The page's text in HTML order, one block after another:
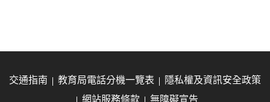
交通指南 教育局電話分機一覽表
隱私權及資訊安全政策
網站服務條款
無障礙宣告